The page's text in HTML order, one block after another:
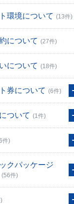
環境について (13件)
について (27件)
について (18件)
券について (6件)
ついて (1件)
件)
クパッケージ
(56件)